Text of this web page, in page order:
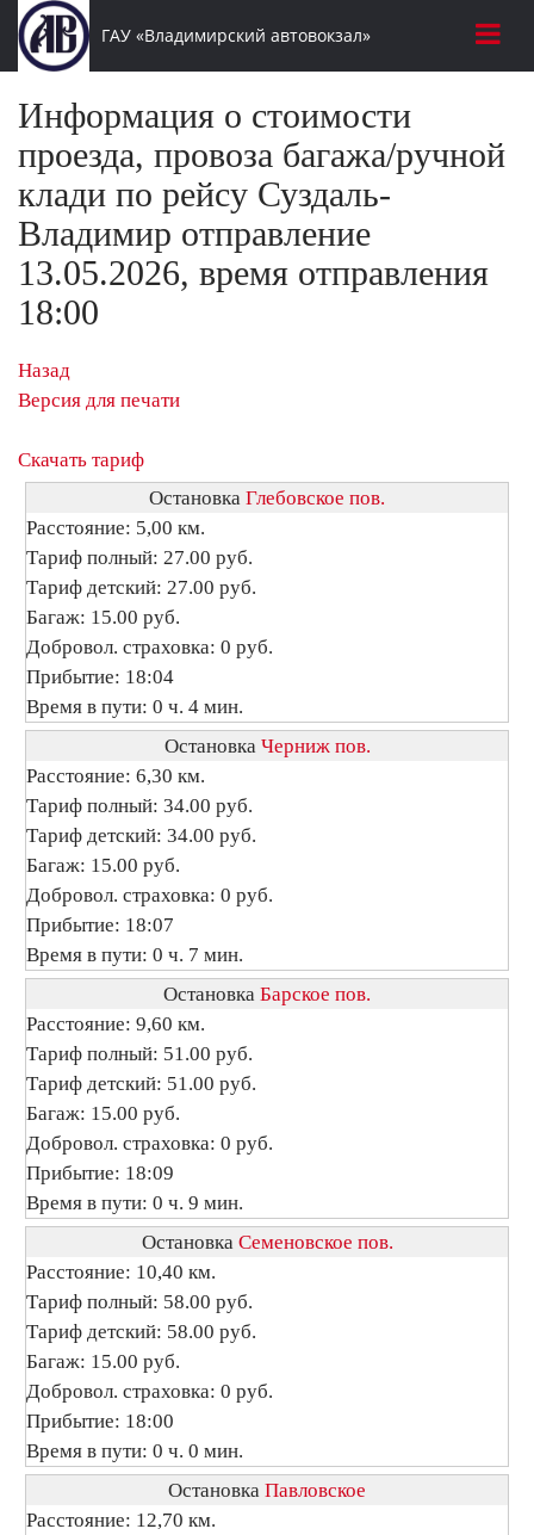
ГАУ «Владимирский автовокзал»
Информация о стоимости
проезда, провоза багажа/ручной
клади по рейсу Суздаль-
Владимир отправление
13.05.2026, время отправления
18:00
Назад
Версия для печати
Скачать тариф
Остановка Глебовское пов.
Расстояние: 5,00 км.
Тариф полный: 27.00 руб.
Тариф детский: 27.00 руб.
Багаж: 15.00 руб.
Добровол. страховка: 0 руб.
Прибытие: 18:04
Время в пути: 0 ч. 4 мин.
Остановка Черниж пов.
Расстояние: 6,30 км.
Тариф полный: 34.00 руб.
Тариф детский: 34.00 руб.
Багаж: 15.00 руб.
Добровол. страховка: 0 руб.
Прибытие: 18:07
Время в пути: 0 ч. 7 мин.
Остановка Барское пов.
Расстояние: 9,60 км.
Тариф полный: 51.00 руб.
Тариф детский: 51.00 руб.
Багаж: 15.00 руб.
Добровол. страховка: 0 руб.
Прибытие: 18:09
Время в пути: 0 ч. 9 мин.
Остановка Семеновское пов.
Расстояние: 10,40 км.
Тариф полный: 58.00 руб.
Тариф детский: 58.00 руб.
Багаж: 15.00 руб.
Добровол. страховка: 0 руб.
Прибытие: 18:00
Время в пути: 0 ч. 0 мин.
Остановка Павловское
Расстояние: 12,70 км.